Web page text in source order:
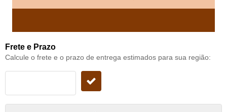
Frete e Prazo
Calcule o frete e o prazo de entrega estimados para sua região: